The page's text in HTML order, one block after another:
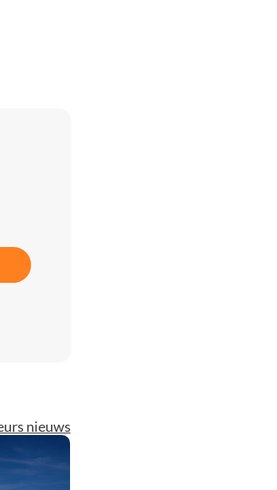
nieuws